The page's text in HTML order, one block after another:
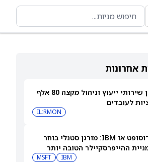
אחרונות
רימון שירותי ייעוץ וניהול מקצה 80 אלף
לעובדים
IL:RMON
מיקרוסופט או IBM: מורגן סטנלי בוחר
ההייפרסקיילר הטובה יותר
IBM
MSFT